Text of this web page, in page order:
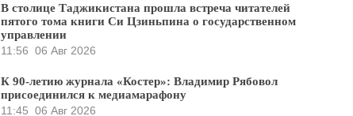
В столице Таджикистана прошла встреча читателей
пятого тома книги Си Цзиньпина о государственном
управлении
11:56 06 Авг 2026
К 90-летию журнала «Костер»: Владимир Рябовол
присоединился к медиамарафону
11:45 06 Авг 2026